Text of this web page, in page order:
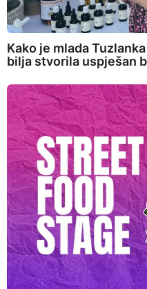
Kako je mlada
bilja stvorila uspješan